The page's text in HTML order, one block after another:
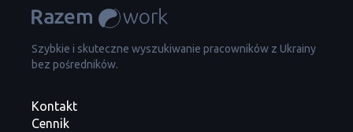
Szybkie i skuteczne wyszukiwanie pracowników z Ukrainy
bez pośredników.
Kontakt
Cennik